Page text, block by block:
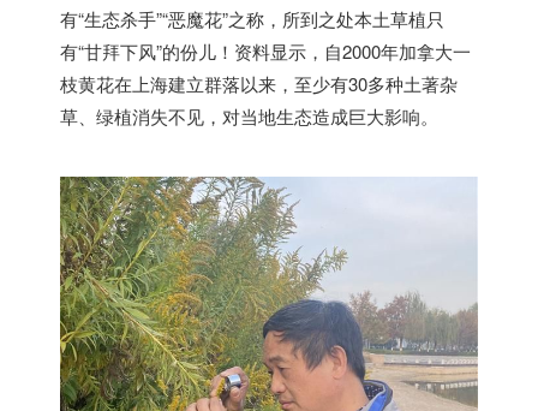
有“生态杀手”“恶魔花”之称，所到之处本土草植只
有“甘拜下风”的份儿！资料显示，自2000年加拿大一
枝黄花在上海建立群落以来，至少有30多种土著杂
草、绿植消失不见，对当地生态造成巨大影响。